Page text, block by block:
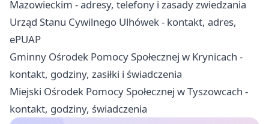
Mazowieckim - adresy, telefony i zasady zwiedzania
Urząd Stanu Cywilnego Ulhówek - kontakt, adres,
ePUAP
Gminny Ośrodek Pomocy Społecznej w Krynicach -
kontakt, godziny, zasiłki i świadczenia
Miejski Ośrodek Pomocy Społecznej w Tyszowcach -
kontakt, godziny, świadczenia